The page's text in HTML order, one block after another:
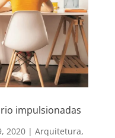
impulsionadas
2020| Arquitetura,